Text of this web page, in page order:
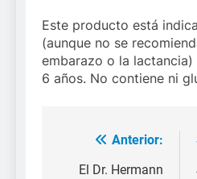
Este producto está
(aunque no se
embarazo o la
6 años. No contiene ni
Navegación
Anterior:
El Dr. Hermann